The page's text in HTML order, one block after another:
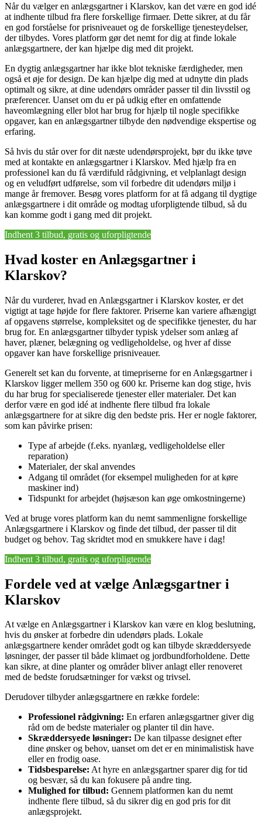
Når du vælger en anlægsgartner i Klarskov, kan det være en god idé
at indhente tilbud fra flere forskellige firmaer. Dette sikrer, at du får
en god forståelse for prisniveauet og de forskellige tjenesteydelser,
der tilbydes. Vores platform gør det nemt for dig at finde lokale
anlægsgartnere, der kan hjælpe dig med dit projekt.
En dygtig anlægsgartner har ikke blot tekniske færdigheder, men
også et øje for design. De kan hjælpe dig med at udnytte din plads
optimalt og sikre, at dine udendørs områder passer til din livsstil og
præferencer. Uanset om du er på udkig efter en omfattende
haveomlægning eller blot har brug for hjælp til nogle specifikke
opgaver, kan en anlægsgartner tilbyde den nødvendige ekspertise og
erfaring.
Så hvis du står over for dit næste udendørsprojekt, bør du ikke tøve
med at kontakte en anlægsgartner i Klarskov. Med hjælp fra en
professionel kan du få værdifuld rådgivning, et velplanlagt design
og en veludført udførelse, som vil forbedre dit udendørs miljø i
mange år fremover. Besøg vores platform for at få adgang til dygtige
anlægsgartnere i dit område og modtag uforpligtende tilbud, så du
kan komme godt i gang med dit projekt.
Indhent 3 tilbud, gratis og uforpligtende
Hvad koster en Anlægsgartner i
Klarskov?
Når du vurderer, hvad en Anlægsgartner i Klarskov koster, er det
vigtigt at tage højde for flere faktorer. Priserne kan variere afhængigt
af opgavens størrelse, kompleksitet og de specifikke tjenester, du har
brug for. En anlægsgartner tilbyder typisk ydelser som anlæg af
haver, plæner, belægning og vedligeholdelse, og hver af disse
opgaver kan have forskellige prisniveauer.
Generelt set kan du forvente, at timepriserne for en Anlægsgartner i
Klarskov ligger mellem 350 og 600 kr. Priserne kan dog stige, hvis
du har brug for specialiserede tjenester eller materialer. Det kan
derfor være en god idé at indhente flere tilbud fra lokale
anlægsgartnere for at sikre dig den bedste pris. Her er nogle faktorer,
som kan påvirke prisen:
Type af arbejde (f.eks. nyanlæg, vedligeholdelse eller
reparation)
Materialer, der skal anvendes
Adgang til området (for eksempel muligheden for at køre
maskiner ind)
Tidspunkt for arbejdet (højsæson kan øge omkostningerne)
Ved at bruge vores platform kan du nemt sammenligne forskellige
Anlægsgartnere i Klarskov og finde det tilbud, der passer til dit
budget og behov. Tag skridtet mod en smukkere have i dag!
Indhent 3 tilbud, gratis og uforpligtende
Fordele ved at vælge Anlægsgartner i
Klarskov
At vælge en Anlægsgartner i Klarskov kan være en klog beslutning,
hvis du ønsker at forbedre din udendørs plads. Lokale
anlægsgartnere kender området godt og kan tilbyde skræddersyede
løsninger, der passer til både klimaet og jordbundforholdene. Dette
kan sikre, at dine planter og områder bliver anlagt eller renoveret
med de bedste forudsætninger for vækst og trivsel.
Derudover tilbyder anlægsgartnere en række fordele:
Professionel rådgivning: En erfaren anlægsgartner giver dig
råd om de bedste materialer og planter til din have.
Skræddersyede løsninger: De kan tilpasse designet efter
dine ønsker og behov, uanset om det er en minimalistisk have
eller en frodig oase.
Tidsbesparelse: At hyre en anlægsgartner sparer dig for tid
og besvær, så du kan fokusere på andre ting.
Mulighed for tilbud: Gennem platformen kan du nemt
indhente flere tilbud, så du sikrer dig en god pris for dit
anlægsprojekt.